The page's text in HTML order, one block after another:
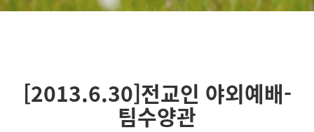
[2013.6.30]전교인 야외예배-
팀수양관